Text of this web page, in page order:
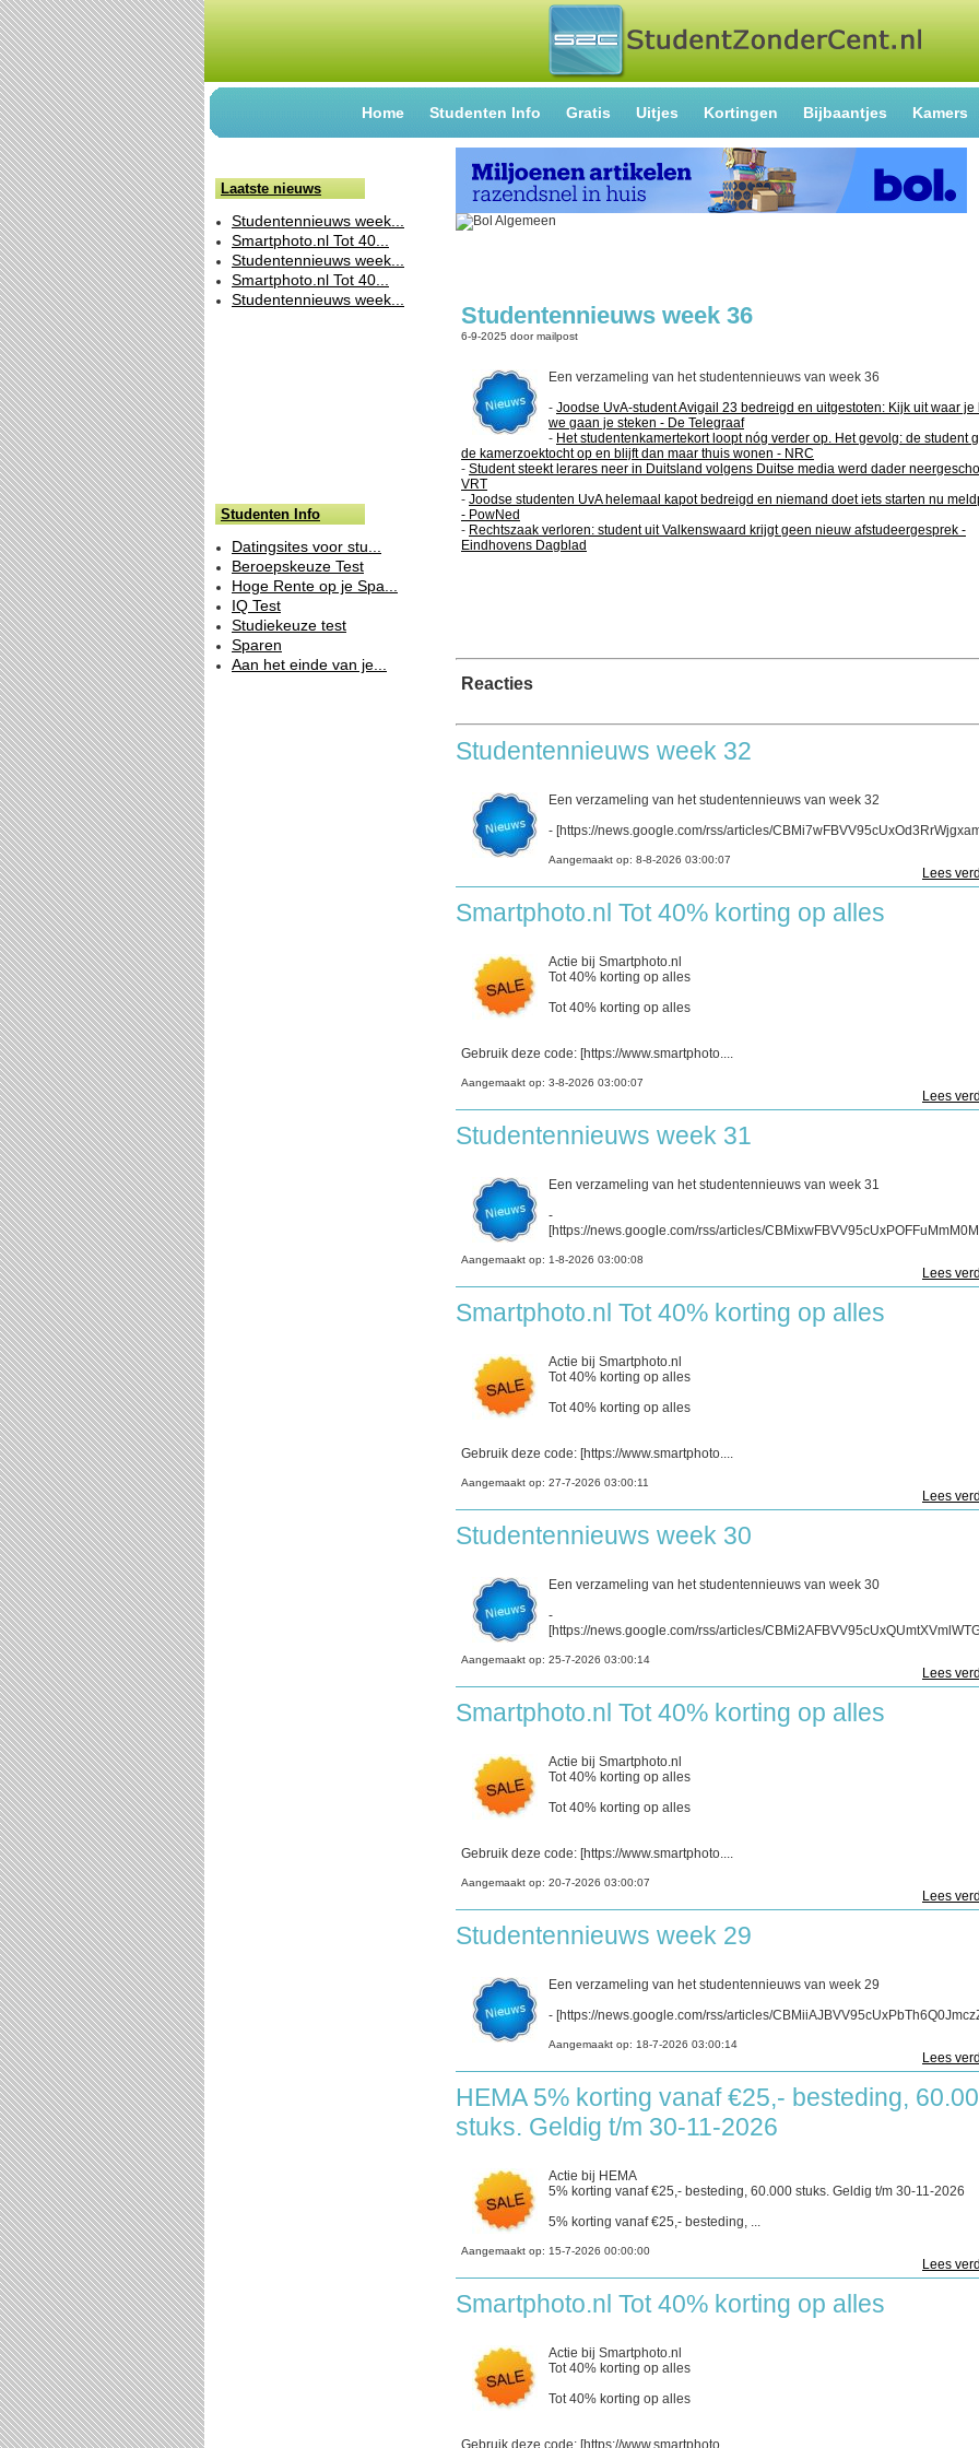
Home Studenten Info Gratis Uitjes Kortingen Bijbaantjes Kamers
Laatste nieuws
Studentennieuws week...
Smartphoto.nl Tot 40...
Studentennieuws week...
Smartphoto.nl Tot 40...
Studentennieuws week...
Studenten Info
Datingsites voor stu...
Beroepskeuze Test
Hoge Rente op je Spa...
IQ Test
Studiekeuze test
Sparen
Aan het einde van je...
Studentennieuws week 36
6-9-2025 doormailpost
Een verzameling van het studentennieuws van week 36
- Joodse UvA-student Avigail 23 bedreigd en uitgestoten: Kijk uit waar je
we gaan je steken - De Telegraaf
- Het studentenkamertekort loopt nóg verder op. Het gevolg: de student
de kamerzoektocht op en blijft dan maar thuis wonen - NRC
- Student steekt lerares neer in Duitsland volgens Duitse media werd dader
VRT
- Joodse studenten UvA helemaal kapot bedreigd en niemand doet iets starten nu
- PowNed
- Rechtszaak verloren: student uit Valkenswaard krijgt geen nieuw afstudeergesprek -
Eindhovens Dagblad
Reacties
Studentennieuws week 32
Een verzameling van het studentennieuws van week 32
- [https://news.google.com/rss/articles/
Aangemaakt op: 8-8-2026 03:00:07
Lees
Smartphoto.nl Tot 40% korting op alles
Actie bij Smartphoto.nl
Tot 40% korting op alles
Tot 40% korting op alles
Gebruik deze code: [https://www.smartphoto....
Aangemaakt op: 3-8-2026 03:00:07
Lees
Studentennieuws week 31
Een verzameling van het studentennieuws van week 31
-
[https://news.google.com/rss/articles/
Aangemaakt op: 1-8-2026 03:00:08
Lees
Smartphoto.nl Tot 40% korting op alles
Actie bij Smartphoto.nl
Tot 40% korting op alles
Tot 40% korting op alles
Gebruik deze code: [https://www.smartphoto....
Aangemaakt op: 27-7-2026 03:00:11
Lees
Studentennieuws week 30
Een verzameling van het studentennieuws van week 30
-
[https://news.google.com/rss/articles/
Aangemaakt op: 25-7-2026 03:00:14
Lees
Smartphoto.nl Tot 40% korting op alles
Actie bij Smartphoto.nl
Tot 40% korting op alles
Tot 40% korting op alles
Gebruik deze code: [https://www.smartphoto....
Aangemaakt op: 20-7-2026 03:00:07
Lees
Studentennieuws week 29
Een verzameling van het studentennieuws van week 29
- [https://news.google.com/rss/articles/
Aangemaakt op: 18-7-2026 03:00:14
Lees
HEMA 5% korting vanaf €25,- besteding,
stuks. Geldig t/m 30-11-2026
Actie bij HEMA
5% korting vanaf €25,- besteding, 60.000 stuks. Geldig t/m 30-11-2026
5% korting vanaf €25,- besteding, ...
Aangemaakt op: 15-7-2026 00:00:00
Lees
Smartphoto.nl Tot 40% korting op alles
Actie bij Smartphoto.nl
Tot 40% korting op alles
Tot 40% korting op alles
Gebruik deze code: [https://www.smartphoto....